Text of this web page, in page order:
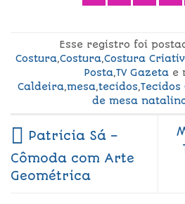
Esse registro foi
Costura,Costura,Costura
Posta,TV Gazeta e
Caldeira,mesa,tecidos,
de mesa
Patricia Sá –
Cômoda com Arte
Geométrica